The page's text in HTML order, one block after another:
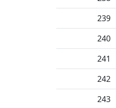
239
240
241
242
243